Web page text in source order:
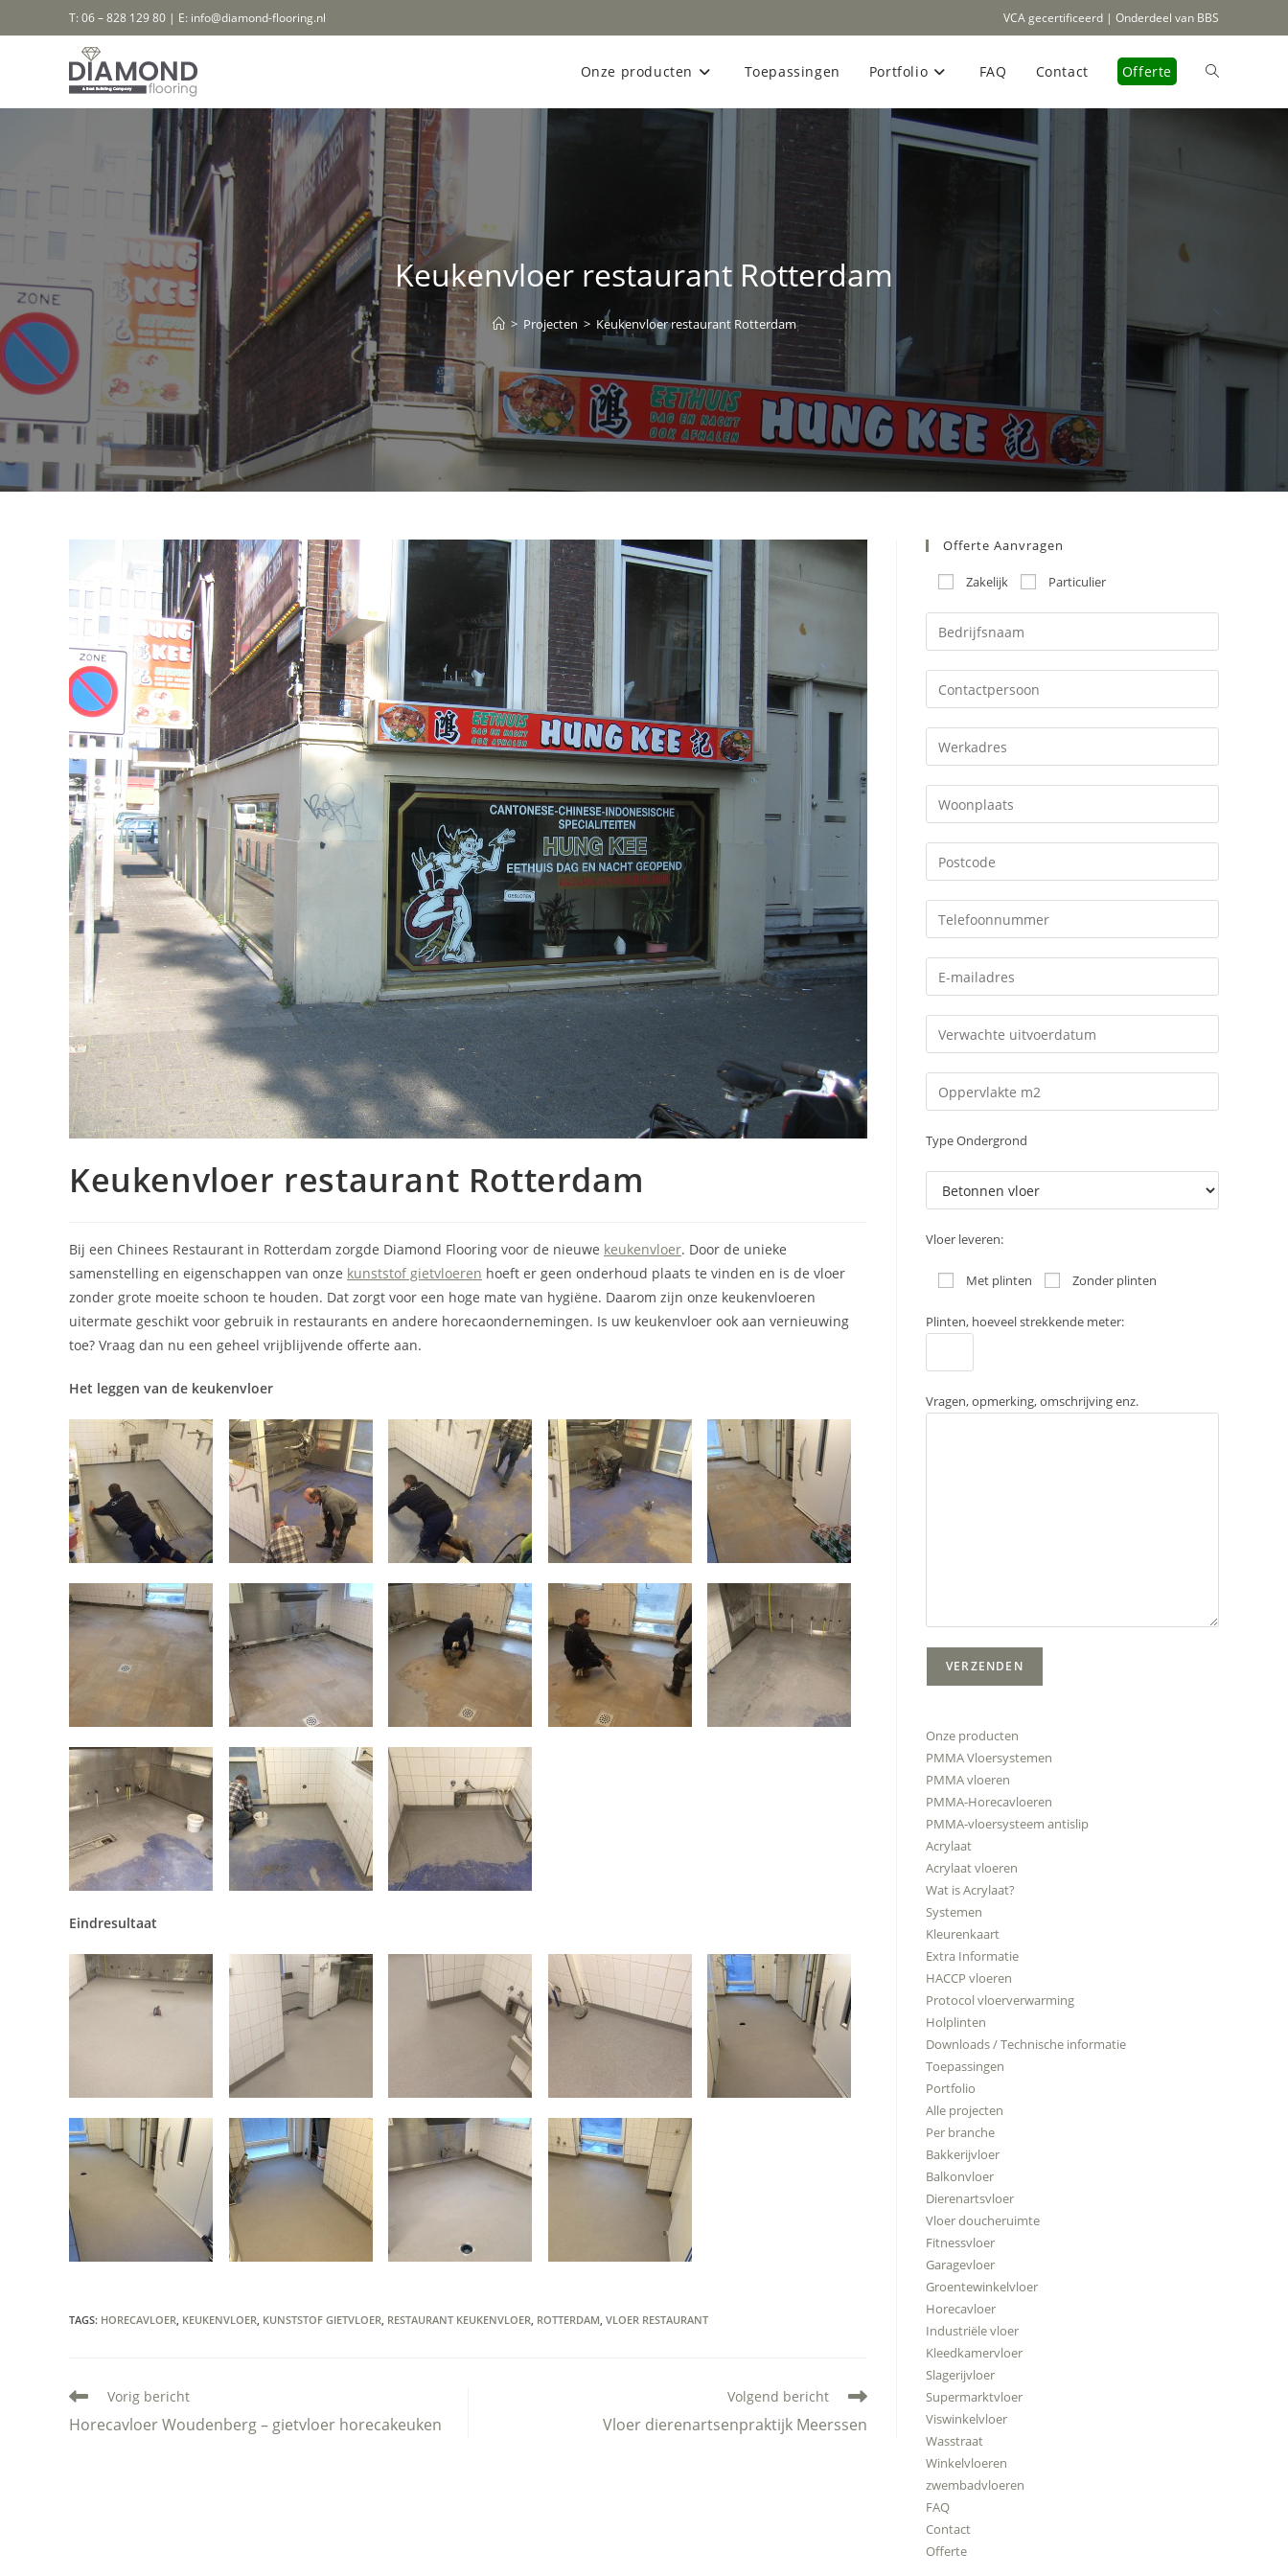
naar
T: 06 – 828 129 80 | E: info@diamond-flooring.nl VCA gecertificeerd | Onderdeel van BBS
Onze producten Toepassingen Portfolio FAQ Contact Offerte Toggle
Keukenvloer restaurant Rotterdam
> Projecten > Keukenvloer restaurant Rotterdam
Keukenvloer restaurant Rotterdam
Bij een Chinees Restaurant in Rotterdam zorgde Diamond Flooring voor de nieuwe keukenvloer. Door de unieke
samenstelling en eigenschappen van onze kunststof gietvloeren hoeft er geen onderhoud plaats te vinden en is de vloer
zonder grote moeite schoon te houden. Dat zorgt voor een hoge mate van hygiëne. Daarom zijn onze keukenvloeren
uitermate geschikt voor gebruik in restaurants en andere horecaondernemingen. Is uw keukenvloer ook aan vernieuwing
toe? Vraag dan nu een geheel vrijblijvende offerte aan.
Het leggen van de keukenvloer
Eindresultaat
TAGS: HORECAVLOER KEUKENVLOER KUNSTSTOF GIETVLOER RESTAURANT KEUKENVLOER ROTTERDAM VLOER RESTAURANT
Lees
artikelen
Vorig bericht
Horecavloer Woudenberg – gietvloer horecakeuken
Volgend bericht
Vloer dierenartsenpraktijk Meerssen
Offerte Aanvragen
Zakelijk Particulier
Type Ondergrond
Vloer leveren:
Met plinten Zonder plinten
Plinten, hoeveel strekkende meter:
Vragen, opmerking, omschrijving enz.
Onze producten
PMMA Vloersystemen
PMMA vloeren
PMMA-Horecavloeren
PMMA-vloersysteem antislip
Acrylaat
Acrylaat vloeren
Wat is Acrylaat?
Systemen
Kleurenkaart
Extra Informatie
HACCP vloeren
Protocol vloerverwarming
Holplinten
Downloads / Technische informatie
Toepassingen
Portfolio
Alle projecten
Per branche
Bakkerijvloer
Balkonvloer
Dierenartsvloer
Vloer doucheruimte
Fitnessvloer
Garagevloer
Groentewinkelvloer
Horecavloer
Industriële vloer
Kleedkamervloer
Slagerijvloer
Supermarktvloer
Viswinkelvloer
Wasstraat
Winkelvloeren
zwembadvloeren
FAQ
Contact
Offerte